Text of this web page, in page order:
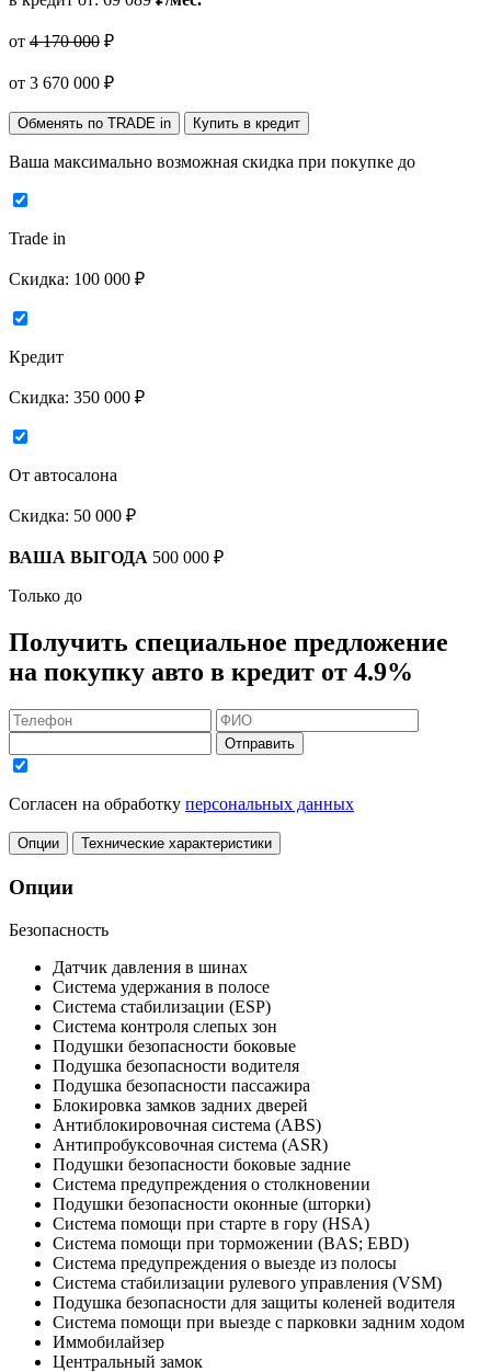
от 4 170 000 ₽
от 3 670 000 ₽
Обменять по TRADE in Купить в кредит
Ваша максимально возможная скидка при покупке до
Trade in
Скидка: 100 000 ₽
Кредит
Скидка: 350 000 ₽
От автосалона
Скидка: 50 000 ₽
ВАША ВЫГОДА 500 000 ₽
Только до
Получить специальное предложение
на покупку авто в кредит от 4.9%
Отправить
Согласен на обработку персональных данных
Опции Технические характеристики
Опции
Безопасность
Датчик давления в шинах
Система удержания в полосе
Система стабилизации (ESP)
Система контроля слепых зон
Подушки безопасности боковые
Подушка безопасности водителя
Подушка безопасности пассажира
Блокировка замков задних дверей
Антиблокировочная система (ABS)
Антипробуксовочная система (ASR)
Подушки безопасности боковые задние
Система предупреждения о столкновении
Подушки безопасности оконные (шторки)
Система помощи при старте в гору (HSA)
Система помощи при торможении (BAS; EBD)
Система предупреждения о выезде из полосы
Система стабилизации рулевого управления (VSM)
Подушка безопасности для защиты коленей водителя
Система помощи при выезде с парковки задним ходом
Иммобилайзер
Центральный замок